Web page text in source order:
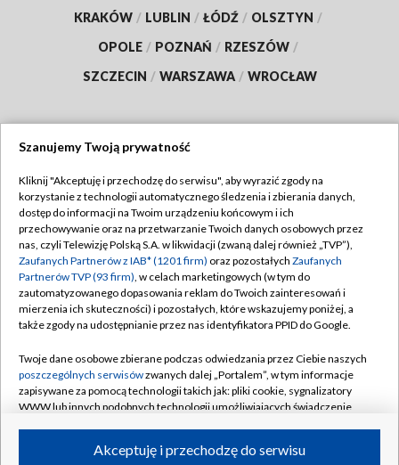
KRAKÓW / LUBLIN / ŁÓDŹ / OLSZTYN /
OPOLE / POZNAŃ / RZESZÓW /
SZCZECIN / WARSZAWA / WROCŁAW
TVP
Abonament TVP
Emisja w TVP
Centrum informacji TVP
Naziemna Telewizja Cyfrowa
Rada Programowa
System NOS
Informacje o nadawcy
Program dla prasy
Regulamin TVP
Polityka prywatności
Moje zgody
Pomoc
Kontakt
Kanały
Szanujemy Twoją prywatność
Kliknij "Akceptuję i przechodzę do serwisu", aby wyrazić zgody na
korzystanie z technologii automatycznego śledzenia i zbierania danych,
dostęp do informacji na Twoim urządzeniu końcowym i ich
przechowywanie oraz na przetwarzanie Twoich danych osobowych przez
nas, czyli Telewizję Polską S.A. w likwidacji (zwaną dalej również „TVP”),
Zaufanych Partnerów z IAB* (1201 firm) oraz pozostałych Zaufanych
Partnerów TVP (93 firm), w celach marketingowych (w tym do
zautomatyzowanego dopasowania reklam do Twoich zainteresowań i
mierzenia ich skuteczności) i pozostałych, które wskazujemy poniżej, a
także zgody na udostępnianie przez nas identyfikatora PPID do Google.
Twoje dane osobowe zbierane podczas odwiedzania przez Ciebie naszych
poszczególnych serwisówzwanych dalej „Portalem”, w tym informacje
zapisywane za pomocą technologii takich jak: pliki cookie, sygnalizatory
WWW lub innych podobnych technologii umożliwiających świadczenie
ruchu w Internecie.Akceptuję i przechodzę do serwisu